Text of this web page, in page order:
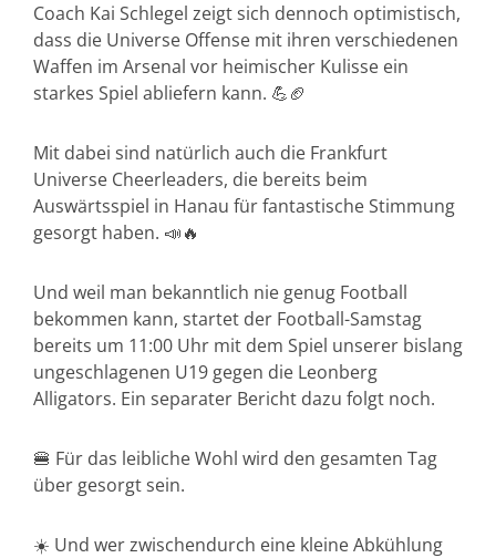
Coach Kai Schlegel zeigt sich dennoch optimistisch,
dass die Universe Offense mit ihren verschiedenen
Waffen im Arsenal vor heimischer Kulisse ein
starkes Spiel abliefern kann. 💪🏈
Mit dabei sind natürlich auch die Frankfurt
Universe Cheerleaders, die bereits beim
Auswärtsspiel in Hanau für fantastische Stimmung
gesorgt haben. 📣🔥
Und weil man bekanntlich nie genug Football
bekommen kann, startet der Football-Samstag
bereits um 11:00 Uhr mit dem Spiel unserer bislang
ungeschlagenen U19 gegen die Leonberg
Alligators. Ein separater Bericht dazu folgt noch.
🍔 Für das leibliche Wohl wird den gesamten Tag
über gesorgt sein.
☀️ Und wer zwischendurch eine kleine Abkühlung